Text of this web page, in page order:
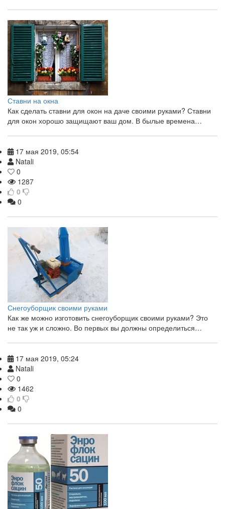
Ставни на окна
Как сделать ставни для окон на даче своими руками? Ставни
для окон хорошо защищают ваш дом. В былые времена…
17 мая 2019, 05:54
Natali
0
1287
0
0
Снегоуборщик своими руками
Как же можно изготовить снегоуборщик своими руками? Это
не так уж и сложно. Во первых вы должны определиться…
17 мая 2019, 05:24
Natali
0
1462
0
0